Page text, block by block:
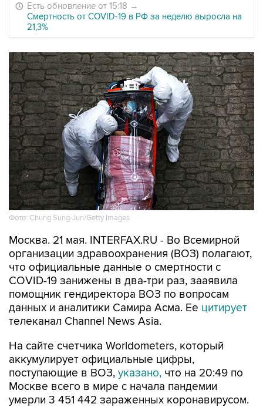
Есть обновление от 15:18 →
Смертность от COVID-19 в РФ за неделю выросла на
21,3%
Фото: Chung Sung-Jun/Getty Images
Москва. 21 мая. INTERFAX.RU - Во Всемирной
организации здравоохранения (ВОЗ) полагают,
что официальные данные о смертности с
COVID-19 занижены в два-три раз, зааявила
помощник гендиректора ВОЗ по вопросам
данных и аналитики Самира Асма. Ее цитирует
телеканал Channel News Asia.
На сайте счетчика Worldometers, который
аккумулирует официальные цифры,
поступающие в ВОЗ, указано, что на 20:49 по
Москве всего в мире с начала пандемии
умерли 3 451 442 зараженных коронавирусом.